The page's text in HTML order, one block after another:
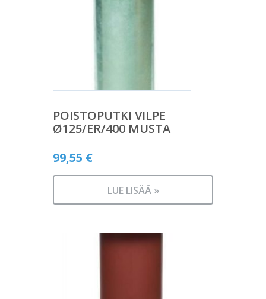
POISTOPUTKI VILPE
Ø125/ER/400 MUSTA
99,55 €
LUE LISÄÄ »